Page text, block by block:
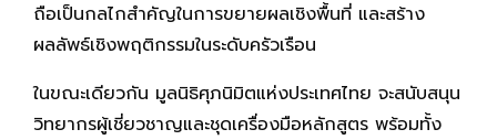
ถือเป็นกลไกสำคัญในการขยายผลเชิงพื้นที่ และสร้าง
ผลลัพธ์เชิงพฤติกรรมในระดับครัวเรือน
ในขณะเดียวกัน มูลนิธิศุภนิมิตแห่งประเทศไทย จะสนับสนุน
วิทยากรผู้เชี่ยวชาญและชุดเครื่องมือหลักสูตร พร้อมทั้ง